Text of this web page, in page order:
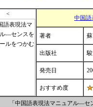
<
中国
著者
出版社
発売日
おすすめ度
「中国語表現法マニュアル―